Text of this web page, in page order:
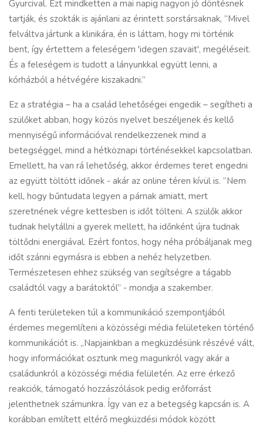
Gyurcival. Ezt mindketten a mai napig nagyon jó döntésnek
tartják, és szokták is ajánlani az érintett sorstársaknak, “Mivel
felváltva jártunk a klinikára, én is láttam, hogy mi történik
bent, így értettem a feleségem 'idegen szavait', megéléseit.
És a feleségem is tudott a lányunkkal együtt lenni, a
kórházból a hétvégére kiszakadni.”
Ez a stratégia – ha a család lehetőségei engedik – segítheti a
szülőket abban, hogy közös nyelvet beszéljenek és kellő
mennyiségű információval rendelkezzenek mind a
betegséggel, mind a hétköznapi történésekkel kapcsolatban.
Emellett, ha van rá lehetőség, akkor érdemes teret engedni
az együtt töltött időnek - akár az online téren kívül is. “Nem
kell, hogy bűntudata legyen a párnak amiatt, mert
szeretnének végre kettesben is időt tölteni. A szülők akkor
tudnak helytállni a gyerek mellett, ha időnként újra tudnak
töltődni energiával. Ezért fontos, hogy néha próbáljanak meg
időt szánni egymásra is ebben a nehéz helyzetben.
Természetesen ehhez szükség van segítségre a tágabb
családtól vagy a barátoktól” - mondja a szakember.
A fenti területeken túl a kommunikáció szempontjából
érdemes megemlíteni a közösségi média felületeken történő
kommunikációt is. „Napjainkban a megküzdésünk részévé vált,
hogy információkat osztunk meg magunkról vagy akár a
családunkról a közösségi média felületén. Az erre érkező
reakciók, támogató hozzászólások pedig erőforrást
jelenthetnek számunkra. Így van ez a betegség kapcsán is. A
korábban említett eltérő megküzdési módok között